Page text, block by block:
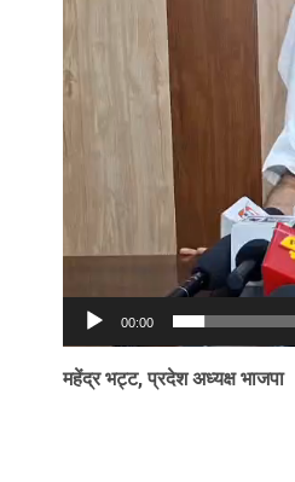
00:00
महेंद्र भट्ट, प्रदेश अध्यक्ष भाजपा